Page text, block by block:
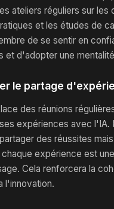
ateliers réguliers sur les
et les études de
de se sentir en
et d'adopter une
le partage
des réunions
expériences avec l'IA.
des réussites
expérience est
Cela renforcera la
l'innovation.